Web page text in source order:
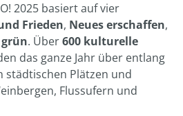
2025 basiert auf vier
Frieden, Neues erschaffen,
. Über600 kulturelle
das ganze Jahr über entlang
städtischen Plätzen und
Flussufern und